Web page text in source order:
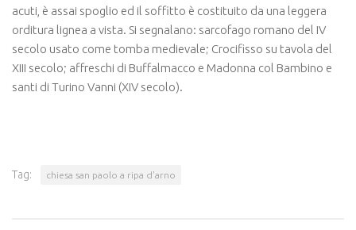
acuti, è assai spoglio ed il soffitto è costituito da una leggera
orditura lignea a vista. Si segnalano: sarcofago romano del IV
secolo usato come tomba medievale; Crocifisso su tavola del
XIII secolo; affreschi di Buffalmacco e Madonna col Bambino e
santi di Turino Vanni (XIV secolo).
Tag: chiesa san paolo a ripa d'arno